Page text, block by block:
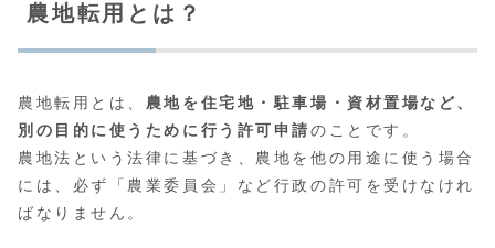
農地転用とは？
農地転用とは、 農地を住宅地・駐車場・資材置場など、
別の目的に使うために行う許可申請のことです。
農地法という法律に基づき、農地を他の用途に使う場合
には、必ず「農業委員会」など行政の許可を受けなけれ
ばなりません。